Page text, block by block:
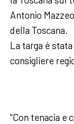
Antonio
della Toscana.
La targa è
consigliere
“Con tenacia e